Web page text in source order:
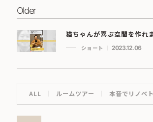
Older
猫ちゃんが喜ぶ空間を作れ
ショート 2023.12.06
ALL ルームツアー 本音でリノベ